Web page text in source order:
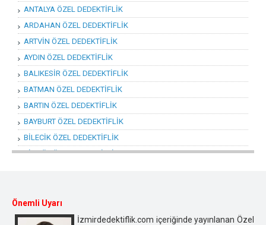
ANTALYA ÖZEL DEDEKTİFLİK
ARDAHAN ÖZEL DEDEKTİFLİK
ARTVİN ÖZEL DEDEKTİFLİK
AYDIN ÖZEL DEDEKTİFLİK
BALIKESİR ÖZEL DEDEKTİFLİK
BATMAN ÖZEL DEDEKTİFLİK
BARTIN ÖZEL DEDEKTİFLİK
BAYBURT ÖZEL DEDEKTİFLİK
BİLECİK ÖZEL DEDEKTİFLİK
BİNGÖL ÖZEL DEDEKTİFLİK
BURDUR ÖZEL DEDEKTİFLİK
BURSA ÖZEL DEDEKTİFLİK
Önemli Uyarı
İzmirdedektiflik.com içeriğinde yayınlanan Özel